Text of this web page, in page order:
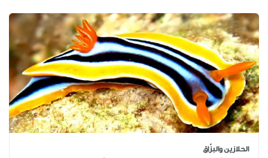
الحلازين والبزّاق